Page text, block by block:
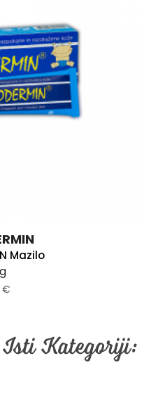
Mazilo
€
Kategoriji: